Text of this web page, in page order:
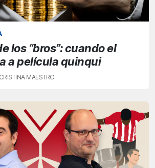
los “bros”: cuando el
a película quinqui
MAESTRO